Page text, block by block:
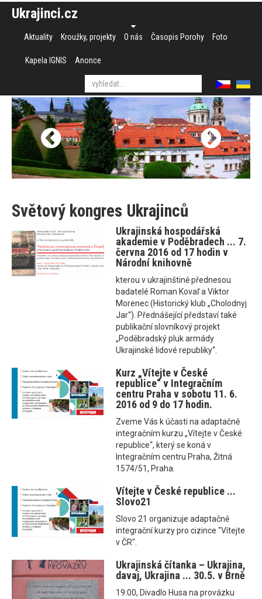
Ukrajinci.cz
Aktuality Kroužky, projekty O nás Časopis Porohy Foto
Kapela IGNIS Anonce
Světový kongres Ukrajinců
Ukrajinská hospodářská
akademie v Poděbradech ... 7.
června 2016 od 17 hodin v
Národní knihovně
kterou v ukrajinštině přednesou
badatelé Roman Kovaľ a Viktor
Morenec (Historický klub „Cholodnyj
Jar“). Přednášející představí také
publikační slovníkový projekt
„Poděbradský pluk armády
Ukrajinské lidové republiky“.
Kurz „Vítejte v České
republice“ v Integračním
centru Praha v sobotu 11. 6.
2016 od 9 do 17 hodin.
Zveme Vás k účasti na adaptačně
integračním kurzu „Vítejte v České
republice“, který se koná v
Integračním centru Praha, Žitná
1574/51, Praha.
Vítejte v České republice ...
Slovo21
Slovo 21 organizuje adaptačně
integrační kurzy pro cizince "Vítejte
v ČR".
Ukrajinská čítanka – Ukrajina,
davaj, Ukrajina ... 30.5. v Brně
19:00, Divadlo Husa na provázku